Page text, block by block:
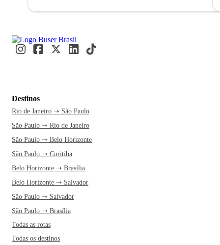
Destinos
Rio de Janeiro ➝ São Paulo
São Paulo ➝ Rio de Janeiro
São Paulo ➝ Belo Horizonte
São Paulo ➝ Curitiba
Belo Horizonte ➝ Brasília
Belo Horizonte ➝ Salvador
São Paulo ➝ Salvador
São Paulo ➝ Brasília
Todas as rotas
Todas os destinos